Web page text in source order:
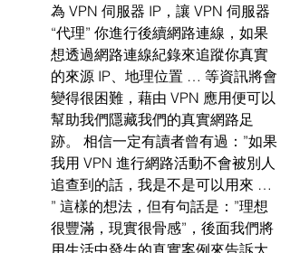
為 VPN 伺服器 IP，讓 VPN 伺服器
“代理” 你進行後續網路連線，如果
想透過網路連線紀錄來追蹤你真實
的來源 IP、地理位置 … 等資訊將會
變得很困難，藉由 VPN 應用便可以
幫助我們隱藏我們的真實網路足
跡。 相信一定有讀者曾有過：”如果
我用 VPN 進行網路活動不會被別人
追查到的話，我是不是可以用來 …
” 這樣的想法，但有句話是：”理想
很豐滿，現實很骨感”，後面我們將
用生活中發生的真實案例來告訴大